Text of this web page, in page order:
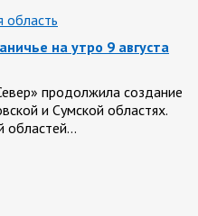
область
на утро 9 августа
продолжила создание
и Сумской областях.
областей…